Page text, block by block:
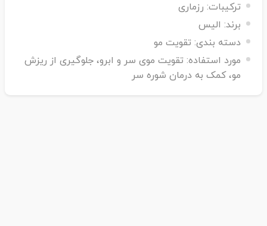
ترکیبات: رزماری
برند: الیس
دسته بندی: تقویت مو
مورد استفاده: تقویت موی سر و ابرو، جلوگیری از ریزش
مو، کمک به درمان شوره سر